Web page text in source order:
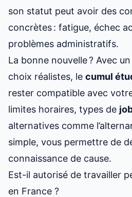
son statut peut avoir des
concrètes : fatigue, échec
problèmes administratifs.
La bonne nouvelle ? Avec
choix réalistes, le cumul
rester compatible avec
limites horaires, types de
alternatives comme
simple, vous permettre de
connaissance de cause.
Est-il autorisé de travailler
en France ?